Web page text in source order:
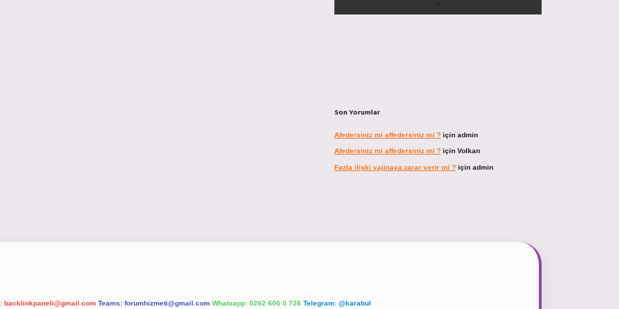
Son Yorumlar
Afedersiniz mi affedersiniz mi ?için admin
Afedersiniz mi affedersiniz mi ?için Volkan
Fazla ilişki vajinaya zarar verir mi ?için admin
backlinkpaneli@gmail.com Teams: forumhizmeti@gmail.com Whatsapp: 0262 606 0 726 Telegram: @karabul